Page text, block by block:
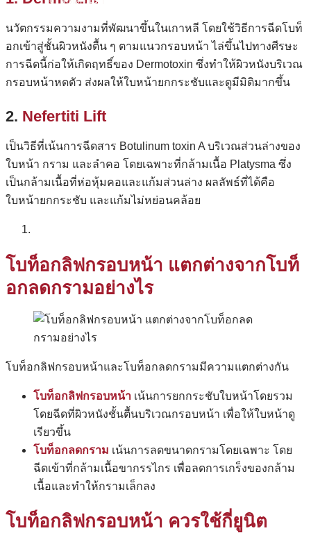
นวัตกรรมความงามที่พัฒนาขึ้นในเกาหลี โดยใช้วิธีการฉีดโบท็
อกเข้าสู่ชั้นผิวหนังตื้น ๆ ตามแนวกรอบหน้า ไล่ขึ้นไปทางศีรษะ
การฉีดนี้ก่อให้เกิดฤทธิ์ของ Dermotoxin ซึ่งทำให้ผิวหนังบริเวณ
กรอบหน้าหดตัว ส่งผลให้ใบหน้ายกกระชับและดูมีมิติมากขึ้น
2. Nefertiti Lift
เป็นวิธีที่เน้นการฉีดสาร Botulinum toxin A บริเวณส่วนล่างของ
ใบหน้า กราม และลำคอ โดยเฉพาะที่กล้ามเนื้อ Platysma ซึ่ง
เป็นกล้ามเนื้อที่ห่อหุ้มคอและแก้มส่วนล่าง ผลลัพธ์ที่ได้คือ
ใบหน้ายกกระชับ และแก้มไม่หย่อนคล้อย
โบท็อกลิฟกรอบหน้า แตกต่างจากโบท็
อกลดกรามอย่างไร
โบท็อกลิฟกรอบหน้าและโบท็อกลดกรามมีความแตกต่างกัน
โบท็อกลิฟกรอบหน้า เน้นการยกกระชับใบหน้าโดยรวม
โดยฉีดที่ผิวหนังชั้นตื้นบริเวณกรอบหน้า เพื่อให้ใบหน้าดู
เรียวขึ้น
โบท็อกลดกราม เน้นการลดขนาดกรามโดยเฉพาะ โดย
ฉีดเข้าที่กล้ามเนื้อขากรรไกร เพื่อลดการเกร็งของกล้าม
เนื้อและทำให้กรามเล็กลง
โบท็อกลิฟกรอบหน้า ควรใช้กี่ยูนิต